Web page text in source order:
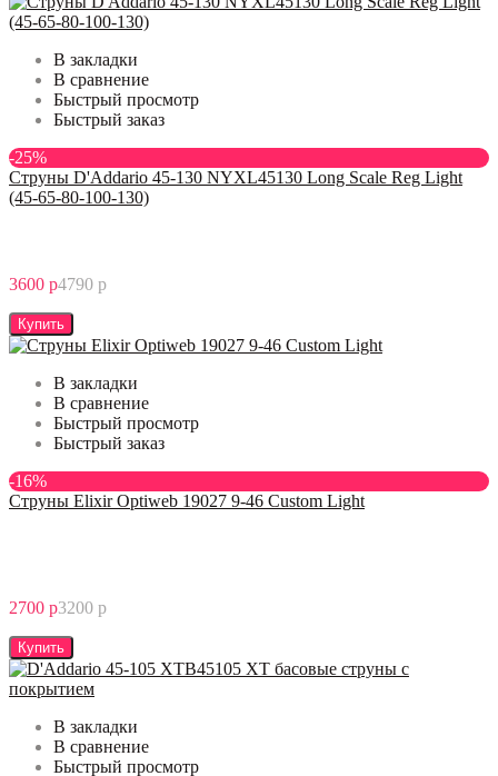
В закладки
В сравнение
Быстрый просмотр
Быстрый заказ
-25%
Струны D'Addario 45-130 NYXL45130 Long Scale Reg Light
(45-65-80-100-130)
3600 р4790 р
Купить
В закладки
В сравнение
Быстрый просмотр
Быстрый заказ
-16%
Струны Elixir Optiweb 19027 9-46 Custom Light
2700 р3200 р
Купить
В закладки
В сравнение
Быстрый просмотр